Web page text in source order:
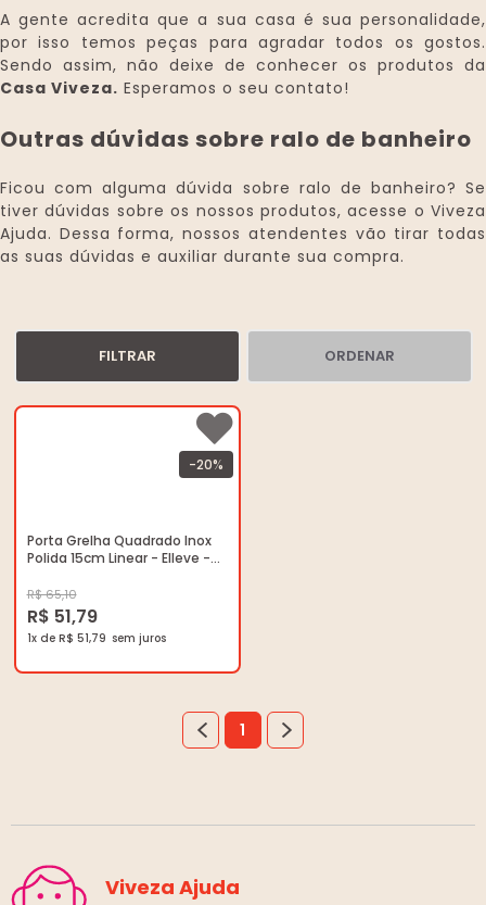
FILTRAR ORDENAR
-20%
Porta Grelha Quadrado Inox
Polida 15cm Linear - Elleve -
R$ 65,10
R$ 51,79
1x de R$ 51,79
1
A gente acredita que a sua casa é sua personalidade,
por isso temos peças para agradar todos os gostos.
Sendo assim, não deixe de conhecer os produtos da
Casa Viveza. Esperamos o seu contato!
Outras dúvidas sobre ralo de banheiro
Ficou com alguma dúvida sobre ralo de banheiro? Se
tiver dúvidas sobre os nossos produtos, acesse o Viveza
Ajuda. Dessa forma, nossos atendentes vão tirar todas
as suas dúvidas e auxiliar durante sua compra.
Viveza Ajuda